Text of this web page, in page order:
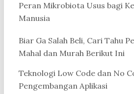
Peran Mikrobiota Usus bagi
Manusia
Biar Ga Salah Beli, Cari Tahu
Mahal dan Murah Berikut Ini
Teknologi Low Code dan No
Pengembangan Aplikasi